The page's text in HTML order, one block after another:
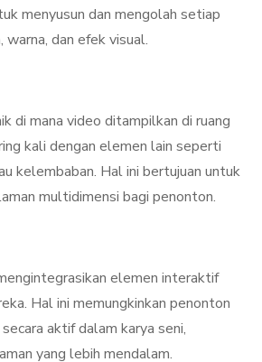
menyusun dan mengolah setiap
warna, dan efek visual.
di mana video ditampilkan di ruang
kali dengan elemen lain seperti
kelembaban. Hal ini bertujuan untuk
multidimensi bagi penonton.
elemen interaktif
Hal ini memungkinkan penonton
aktif dalam karya seni,
yang lebih mendalam.